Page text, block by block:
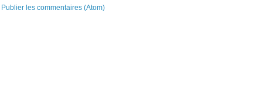
Publier les commentaires (Atom)